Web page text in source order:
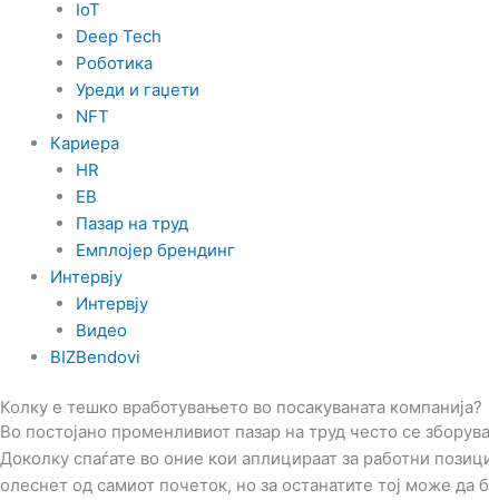
IoT
Deep Tech
Роботика
Уреди и гаџети
NFT
Кариера
HR
EB
Пазар на труд
Емплојер брендинг
Интервју
Интервју
Видео
BIZBendovi
Колку е тешко вработувањето во посакуваната компанија?
Во постојано променливиот пазар на труд често се
Доколку спаѓате во оние кои аплицираат за работни
олеснет од самиот почеток, но за останатите тој може